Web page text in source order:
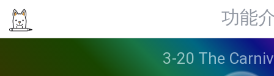
功能
3-20 The